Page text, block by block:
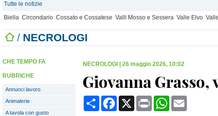
Tutte le notizie
Biella Circondario Cossato e Cossatese Valli Mosso e Sessera Valle Elvo
/ NECROLOGI
CHE TEMPO FA
RUBRICHE
Annunci lavoro
Animalerie
A tavola con gusto
NECROLOGI 26 maggio 2026, 10:02
Giovanna Grasso,
CondividiFacebook
X Print WhatsApp